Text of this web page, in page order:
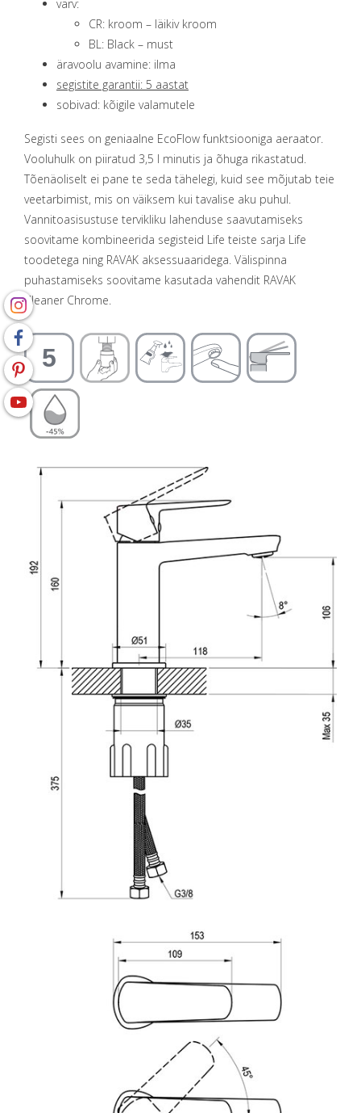
värv:
CR: kroom – läikiv kroom
BL: Black – must
äravoolu avamine: ilma
segistite garantii: 5 aastat
sobivad: kõigile valamutele
Segisti sees on geniaalne EcoFlow funktsiooniga aeraator.
Vooluhulk on piiratud 3,5 l minutis ja õhuga rikastatud.
Tõenäoliselt ei pane te seda tähelegi, kuid see mõjutab teie
veetarbimist, mis on väiksem kui tavalise aku puhul.
Vannitoasisustuse tervikliku lahenduse saavutamiseks
soovitame kombineerida segisteid Life teiste sarja Life
toodetega ning RAVAK aksessuaaridega. Välispinna
puhastamiseks soovitame kasutada vahendit RAVAK
Cleaner Chrome.